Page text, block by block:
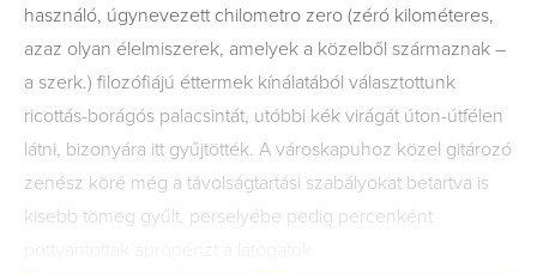
használó, úgynevezett chilometro zero (zéró kilométeres,
azaz olyan élelmiszerek, amelyek a közelből származnak –
a szerk.) filozófiájú éttermek kínálatából választottunk
ricottás-borágós palacsintát, utóbbi kék virágát úton-útfélen
látni, bizonyára itt gyűjtötték. A városkapuhoz közel gitározó
zenész köré még a távolságtartási szabályokat betartva is
kisebb tömeg gyűlt, perselyébe pedig percenként